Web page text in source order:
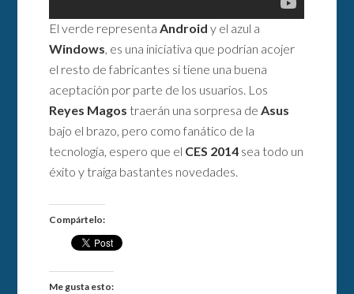
El verde representaAndroid y el azul a
Windows, es una iniciativa que podrian acojer
el resto de fabricantes si tiene una buena
aceptación por parte de los usuarios. Los
Reyes Magos traerán una sorpresa deAsus
bajo el brazo, pero como fanático de la
tecnología, espero que el CES 2014 sea todo un
éxito y traiga bastantes novedades.
Compártelo:
Me gusta esto: